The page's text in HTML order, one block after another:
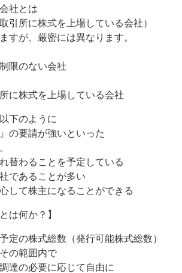
社とは
引所に株式を上場している会社）
すが、厳密には異なります。
のない会社
式を上場している会社
下のように
の要請が強いといった
替わることを予定している
であることが多い
して株主になることができる
は何か？】
定の株式総数（発行可能株式総数）
の範囲内で
達の必要に応じて自由に